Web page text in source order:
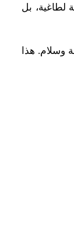
لطاغية، بل
وسلام. هذا